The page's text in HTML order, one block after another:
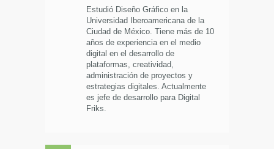
Estudió Diseño Gráfico en la
Universidad Iberoamericana de la
Ciudad de México. Tiene más de 10
años de experiencia en el medio
digital en el desarrollo de
plataformas, creatividad,
administración de proyectos y
estrategias digitales. Actualmente
es jefe de desarrollo para Digital
Friks.